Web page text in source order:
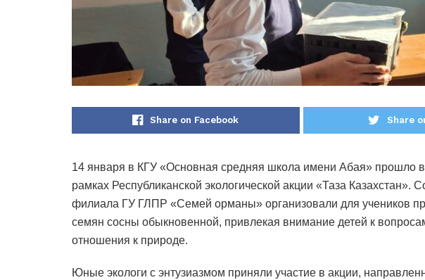
Share on Facebook Share
14 января в КГУ «Основная средняя школа имени Абая» прошло
рамках Республиканской экологической акции «Таза Казахстан».
филиала ГУ ГЛПР «Семей орманы» организовали для учеников
семян сосны обыкновенной, привлекая внимание детей к
отношения к природе.
Юные экологи с энтузиазмом приняли участие в акции,